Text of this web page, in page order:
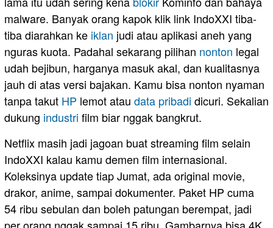
malware. Banyak orang kapok klik link IndoXXI tiba-
tiba diarahkan ke iklan judi atau aplikasi aneh yang
nguras kuota. Padahal sekarang pilihan nonton legal
udah bejibun, harganya masuk akal, dan kualitasnya
jauh di atas versi bajakan. Kamu bisa nonton nyaman
tanpa takut HP lemot atau data pribadi dicuri. Sekalian
dukung industri film biar nggak bangkrut.
Netflix masih jadi jagoan buat streaming film selain
IndoXXI kalau kamu demen film internasional.
Koleksinya update tiap Jumat, ada original movie,
drakor, anime, sampai dokumenter. Paket HP cuma
54 ribu sebulan dan boleh patungan berempat, jadi